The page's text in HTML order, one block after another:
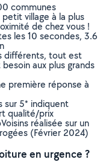
communes
village à la plus
de chez vous !
les 10 secondes, 3.6
différents, tout est
aux plus grands
première réponse à
sur 5* indiquent
qualité/prix
réalisée sur un
(Février 2024)
en urgence ?